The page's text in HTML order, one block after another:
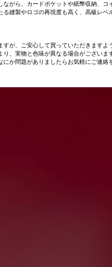
ながら、カードポケットや紙幣収納、
る縫製やロゴの再現度も高く、高級レ
が、ご安心して買っていただきますよ
、実物と色味が異なる場合がございま
か問題がありましたらお気軽にご連絡